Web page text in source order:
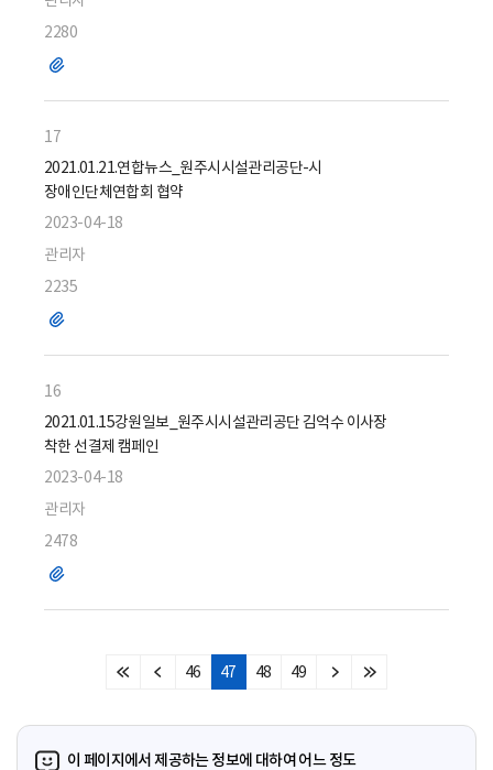
2280
파
17
2021.01.21.연합뉴스_원주시시설관리공단-시
장애인단체연합회 협약
2023-04-18
관리자
2235
파
16
2021.01.15강원일보_원주시시설관리공단 김억수 이사장
착한 선결제 캠페인
2023-04-18
관리자
2478
파
처
페
이
이
페
이
46 47 48 49
다
페
이
마
막
이 페이지에서 제공하는 정보에 대하여 어느 정도